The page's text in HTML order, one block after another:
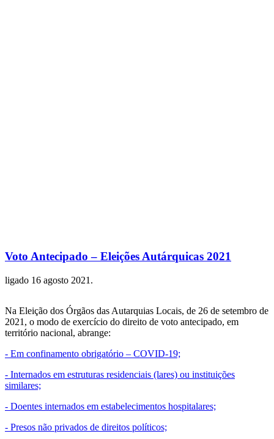
Voto Antecipado – Eleições Autárquicas 2021
ligado 16 agosto 2021 .
Na Eleição dos Órgãos das Autarquias Locais, de 26 de setembro de
2021, o modo de exercício do direito de voto antecipado, em
território nacional, abrange:
- Em confinamento obrigatório – COVID-19;
- Internados em estruturas residenciais (lares) ou instituições
similares;
- Doentes internados em estabelecimentos hospitalares;
- Presos não privados de direitos políticos;